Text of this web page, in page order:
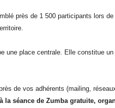
près de 1 500 participants lors
une place centrale. Elle constitue
de vos adhérents (mailing,
séance de Zumba gratuite,